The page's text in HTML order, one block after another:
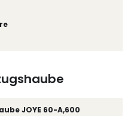
JOYE 60-A,600